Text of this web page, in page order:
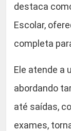
9
0
.
destaca
Escolar,
completa
Ele atende a
abordando
até saídas,
exames,